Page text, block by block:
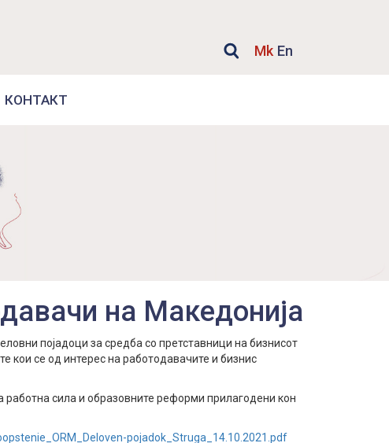
Mk En
КОНТАКТ
на Македонија
појадоци за средба со претставници на бизнисот
кои се од интерес на работодавачите и бизнис
сила и образовните реформи прилагодени кон
pojadok_Struga_14.10.2021.pdf